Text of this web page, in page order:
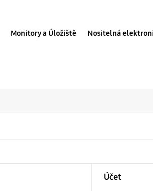
Monitory a Úložiště Nositelná
Účet